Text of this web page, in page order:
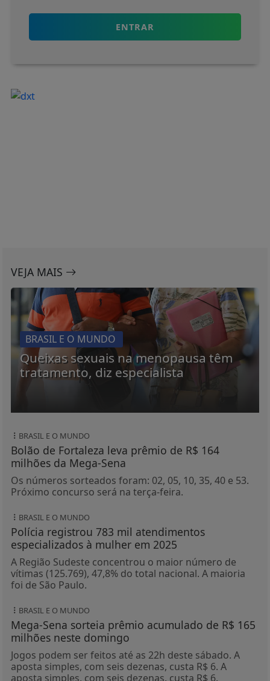
ENTRAR
VEJA MAIS
BRASIL E O MUNDO
Queixas sexuais na menopausa têm
tratamento, diz especialista
BRASIL E O MUNDO
Bolão de Fortaleza leva prêmio de R$ 164
milhões da Mega-Sena
Os números sorteados foram: 02, 05, 10, 35, 40 e 53.
Próximo concurso será na terça-feira.
BRASIL E O MUNDO
Polícia registrou 783 mil atendimentos
especializados à mulher em 2025
A Região Sudeste concentrou o maior número de
vítimas (125.769), 47,8% do total nacional. A maioria
foi de São Paulo.
BRASIL E O MUNDO
Mega-Sena sorteia prêmio acumulado de R$ 165
milhões neste domingo
Jogos podem ser feitos até as 22h deste sábado. A
aposta simples, com seis dezenas, custa R$ 6. A
aposta simples, com seis dezenas, custa R$ 6.